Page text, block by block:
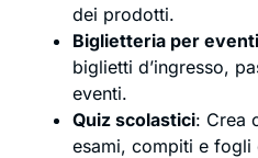
dei prodotti.
Biglietteria per eventi
biglietti d’ingresso,
eventi.
Quiz scolastici: Crea
esami, compiti e fogli